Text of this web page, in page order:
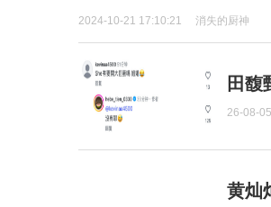
2024-10-21 17:10:21 消失的厨神
田馥
26-08-
黄灿